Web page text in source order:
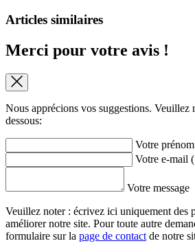
Articles similaires
Merci pour votre avis !
Nous apprécions vos suggestions.
dessous:
Votre
Votre e-mail
Votre message
Veuillez noter : écrivez ici uniquement des
améliorer notre site. Pour toute autre
formulaire sur la page de contact de notre